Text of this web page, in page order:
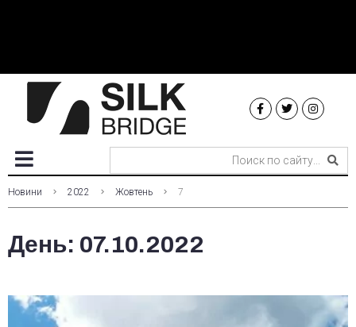
Новини 2022 Жовтень 7
День: 07.10.2022